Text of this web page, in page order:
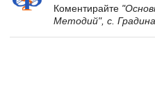
Коментирайте
Методий", с.